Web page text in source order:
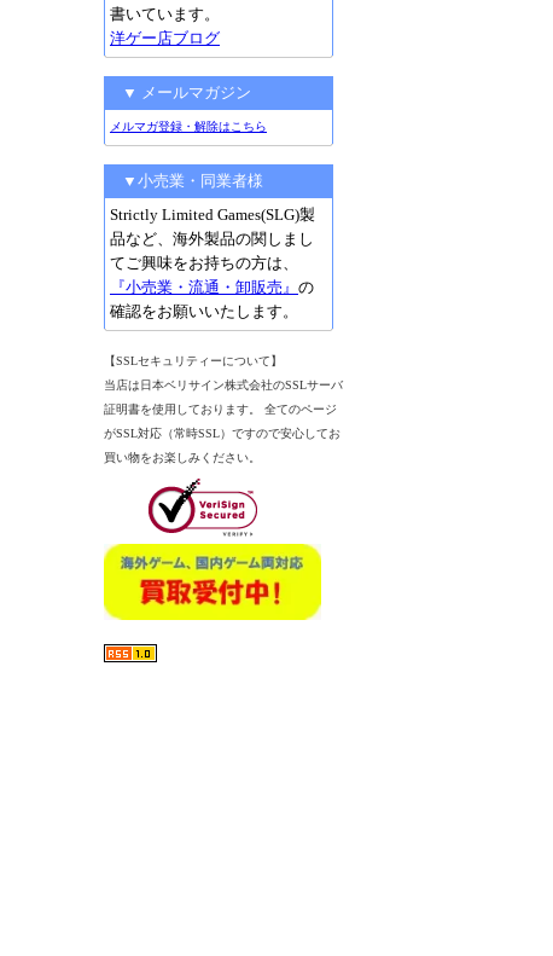
書いています。
洋ゲー店ブログ
▼ メールマガジン
メルマガ登録・解除はこちら
▼小売業・同業者様
Strictly Limited Games(SLG)製
品など、海外製品の関しまし
てご興味をお持ちの方は、
『小売業・流通・卸販売』 の
確認をお願いいたします。
【SSLセキュリティーについて】
当店は日本ベリサイン株式会社のSSLサーバ
証明書を使用しております。 全てのページ
がSSL対応（常時SSL）ですので安心してお
買い物をお楽しみください。